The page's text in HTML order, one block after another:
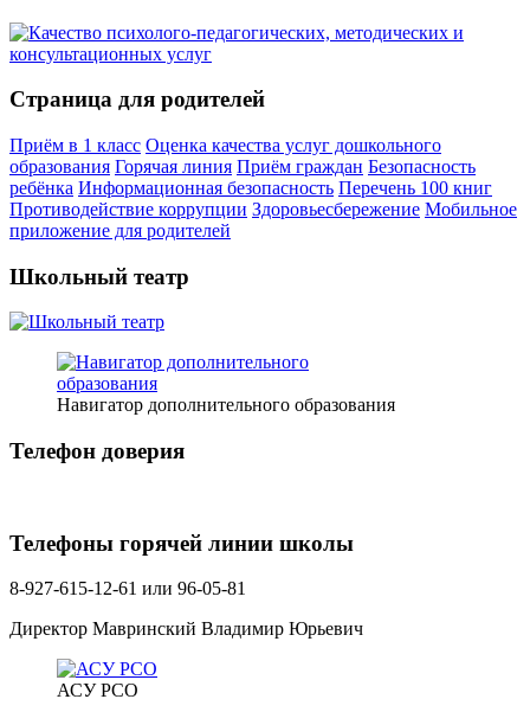
Страница для родителей
Приём в 1 класс Оценка качества услуг дошкольного
образования Горячая линия Приём граждан Безопасность
ребёнка Информационная безопасность Перечень 100 книг
Противодействие коррупции Здоровьесбережение Мобильное
приложение для родителей
Школьный театр
Навигатор дополнительного образования
Телефон доверия
Телефоны горячей линии школы
8-927-615-12-61 или 96-05-81
Директор Мавринский Владимир Юрьевич
АСУ РСО